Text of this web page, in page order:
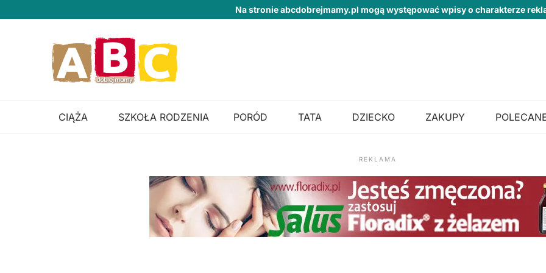
Na stronie abcdobrejmamy.pl mogą występować wpisy o charakterze
CIĄŻA SZKOŁA RODZENIA PORÓD TATA DZIECKO ZAKUPY
REKLAMA